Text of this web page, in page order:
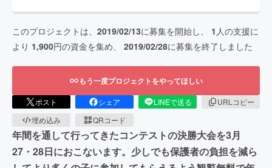
このプロジェクトは、 2019/02/13に募集を開始し、 1 人の支援に
より 1,900円の資金を集め、 2019/02/28に募集を終了しました
もう一度プロジェクトをやってほしい
ポスト シェア LINEで送る
URLコピー
埋め込み
QRコード
年間を通して行ってきたコンテストの決勝大会を3月
27・28日におこないます。少しでも保護者の負担を減ら